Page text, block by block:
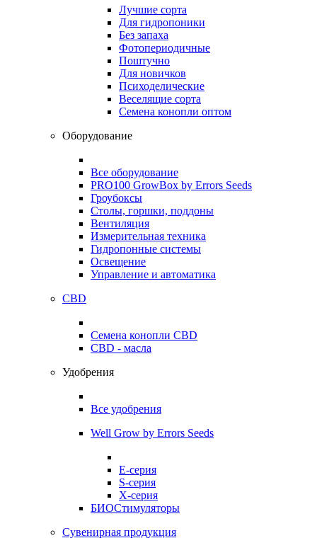
Лучшие сорта
Для гидропоники
Без запаха
Фотопериодичные
Поштучно
Для новичков
Психоделические
Веселящие сорта
Семена конопли оптом
Оборудование
Все оборудование
PRO100 GrowBox by Errors Seeds
Гроубоксы
Столы, горшки, поддоны
Вентиляция
Измерительная техника
Гидропонные системы
Освещение
Управление и автоматика
CBD
Семена конопли CBD
CBD - масла
Удобрения
Все удобрения
Well Grow by Errors Seeds
E-серия
S-серия
X-серия
БИОСтимуляторы
Сувенирная продукция